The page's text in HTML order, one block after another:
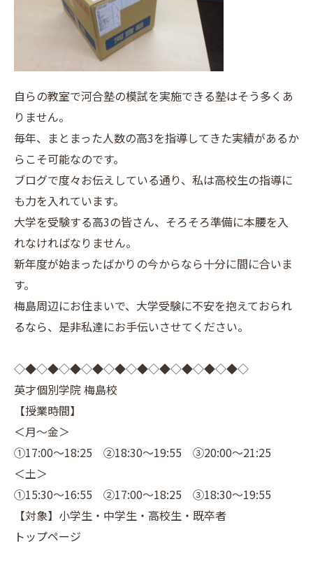
自らの教室で河合塾の模試を実施できる塾はそう多くあ
りません。
毎年、まとまった人数の高3を指導してきた実績があるか
らこそ可能なのです。
ブログで度々お伝えしている通り、私は高校生の指導に
も力を入れています。
大学を受験する高3の皆さん、そろそろ準備に本腰を入
れなければなりません。
新年度が始まったばかりの今からなら十分に間に合いま
す。
梅島周辺にお住まいで、大学受験に不安を抱えておられ
るなら、是非私達にお手伝いさせてください。
◇◆◇◆◇◆◇◆◇◆◇◆◇◆◇◆◇◆◇◆◇
英才個別学院 梅島校
【授業時間】
＜月～金＞
①17:00～18:25 ②18:30～19:55 ③20:00～21:25
＜土＞
①15:30～16:55 ②17:00～18:25 ③18:30～19:55
【対象】小学生・中学生・高校生・既卒者
トップページ